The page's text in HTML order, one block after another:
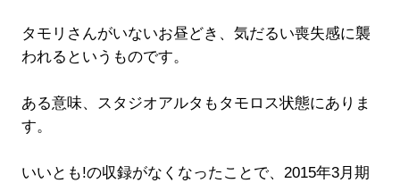
タモリさんがいないお昼どき、気だるい喪失感に襲
われるというものです。
ある意味、スタジオアルタもタモロス状態にありま
す。
いいとも!の収録がなくなったことで、2015年3月期